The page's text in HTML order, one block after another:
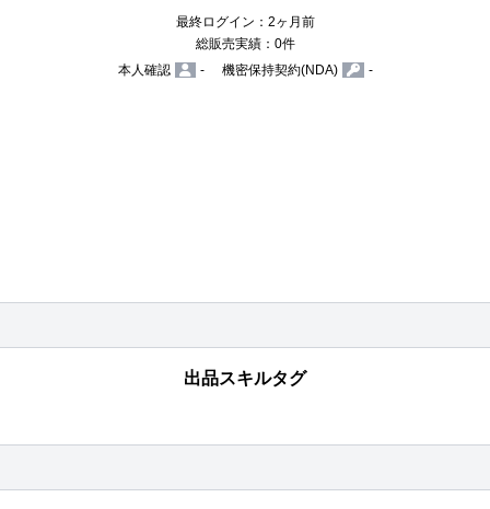
最終ログイン：2ヶ月前
総販売実績：0件
本人確認
- 機密保持契約(NDA) -
出品スキルタグ